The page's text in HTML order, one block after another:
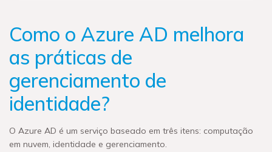
Como o Azure AD melhora
as práticas de
gerenciamento de
identidade?
O Azure AD é um serviço baseado em três itens: computação
em nuvem, identidade e gerenciamento.